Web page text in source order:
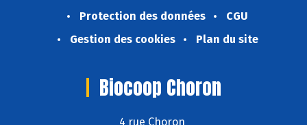
Protection des données
CGU
Gestion des cookies
Plan du site
Biocoop Choron
4 rue Choron